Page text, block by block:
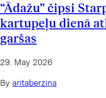
“Ādažu” čipsi
kartupeļu dienā
garšas
29. May 2026
By aritaberzina